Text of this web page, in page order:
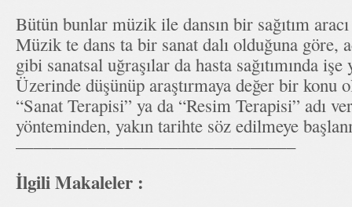
Bütün bunlar müzik ile dansın bir sağıtım
Müzik te dans ta bir sanat dalı olduğuna göre,
gibi sanatsal uğraşılar da hasta sağıtımında
Üzerinde düşünüp araştırmaya değer bir konu
“Sanat Terapisi” ya da “Resim Terapisi” adı
yönteminden, yakın tarihte söz edilmeye
———————————————–
İlgili Makaleler :